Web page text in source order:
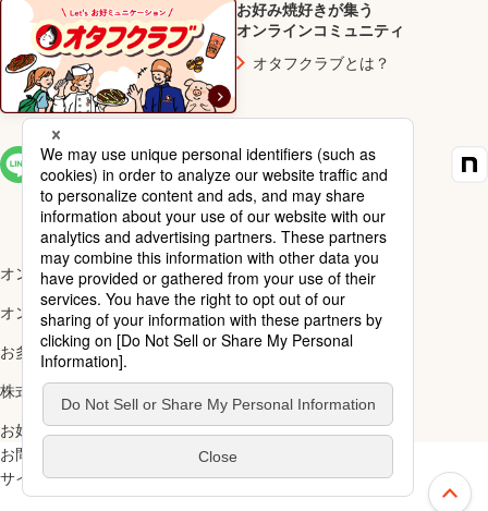
へ
お好み焼好きが集う
オンラインコミュニティ
オタフクラブとは？
SNS一覧
オンラインショップ楽天市場店
オンラインショップYahoo!店
お多福醸造株式会社
株式会社ナカガワ
お好み焼アカデミー
お問い合わせ
ご利用規約
サイトマップ
スペシャルサイト一覧